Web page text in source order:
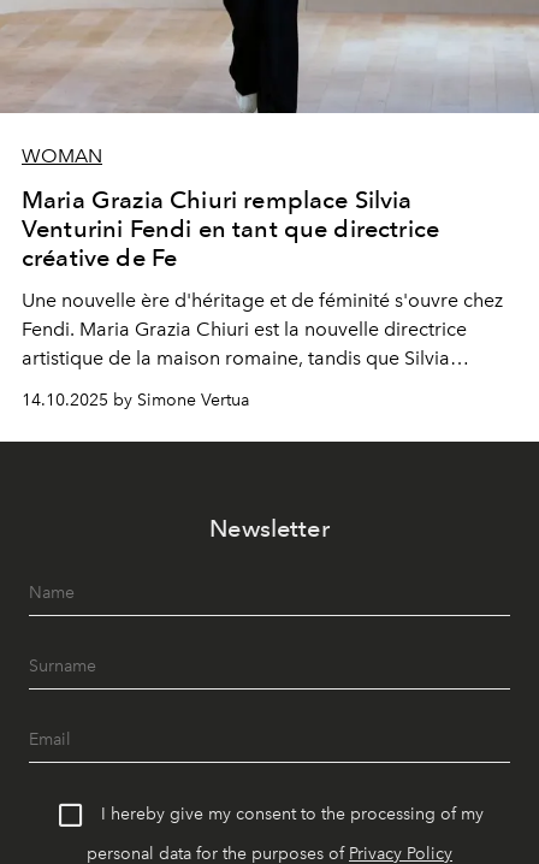
WOMAN
Maria Grazia Chiuri remplace Silvia
Venturini Fendi en tant que directrice
créative de Fe
Une nouvelle ère d'héritage et de féminité s'ouvre chez
Fendi. Maria Grazia Chiuri est la nouvelle directrice
artistique de la maison romaine, tandis que Silvia
14.10.2025 by Simone Vertua
Newsletter
I hereby give my consent to the processing of my
personal data for the purposes of Privacy Policy